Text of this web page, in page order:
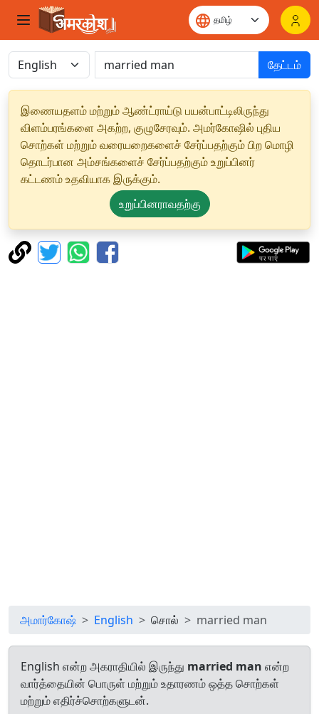
தேட்டம்
இணையதளம் மற்றும் ஆண்ட்ராய்டு பயன்பாட்டிலிருந்து
விளம்பரங்களை அகற்ற, குழுசேரவும். அமர்கோஷில் புதிய
சொற்கள் மற்றும் வரையறைகளைச் சேர்ப்பதற்கும் பிற மொழி
தொடர்பான அம்சங்களைச் சேர்ப்பதற்கும் உறுப்பினர்
கட்டணம் உதவியாக இருக்கும்.
உறுப்பினராவதற்கு
அமார்கோஷ் English சொல் married man
English என்ற அகராதியில் இருந்து married man என்ற
வார்த்தையின் பொருள் மற்றும் உதாரணம் ஒத்த சொற்கள்
மற்றும் எதிர்ச்சொற்களுடன்.